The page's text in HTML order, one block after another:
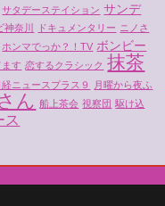
サタデーステイション サンデ
神奈川 ドキュメンタリー ニノさ
ホンマでっか？！TV ボンビー
す 恋するクラシック 抹茶
経ニュースプラス９
月曜から夜ふ
ん 船上茶会 視察団 駆け込
ス